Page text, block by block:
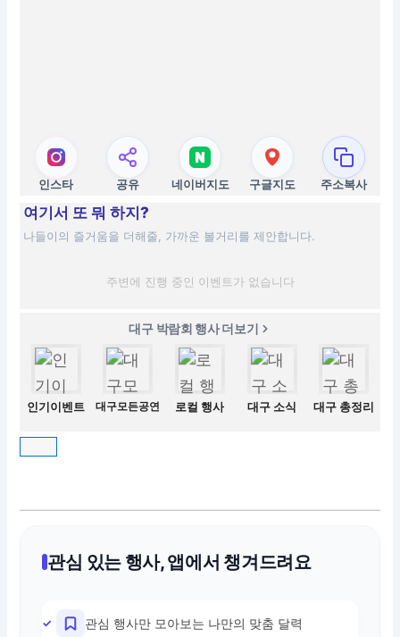
인스타 공유 네이버지도 구글지도 주소복사
여기서 또 뭐 하지?
나들이의 즐거움을 더해줄, 가까운 볼거리를 제안합니다.
주변에 진행 중인 이벤트가 없습니다
대구 박람회 행사 더보기
인기이벤트 대구모든공연 로컬 행사 대구 소식 대구 총정리
관심 있는 행사, 앱에서 챙겨드려요
관심 행사만 모아보는 나만의 맞춤 달력